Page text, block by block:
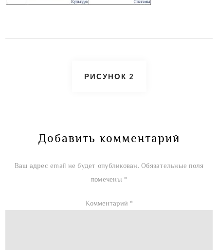
РИСУНОК 2
Добавить комментарий
Ваш адрес email не будет опубликован. Обязательные поля
помечены *
Комментарий *